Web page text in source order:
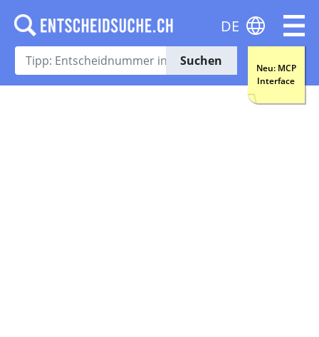
Suchen
Neu: MCP
Interface
DE